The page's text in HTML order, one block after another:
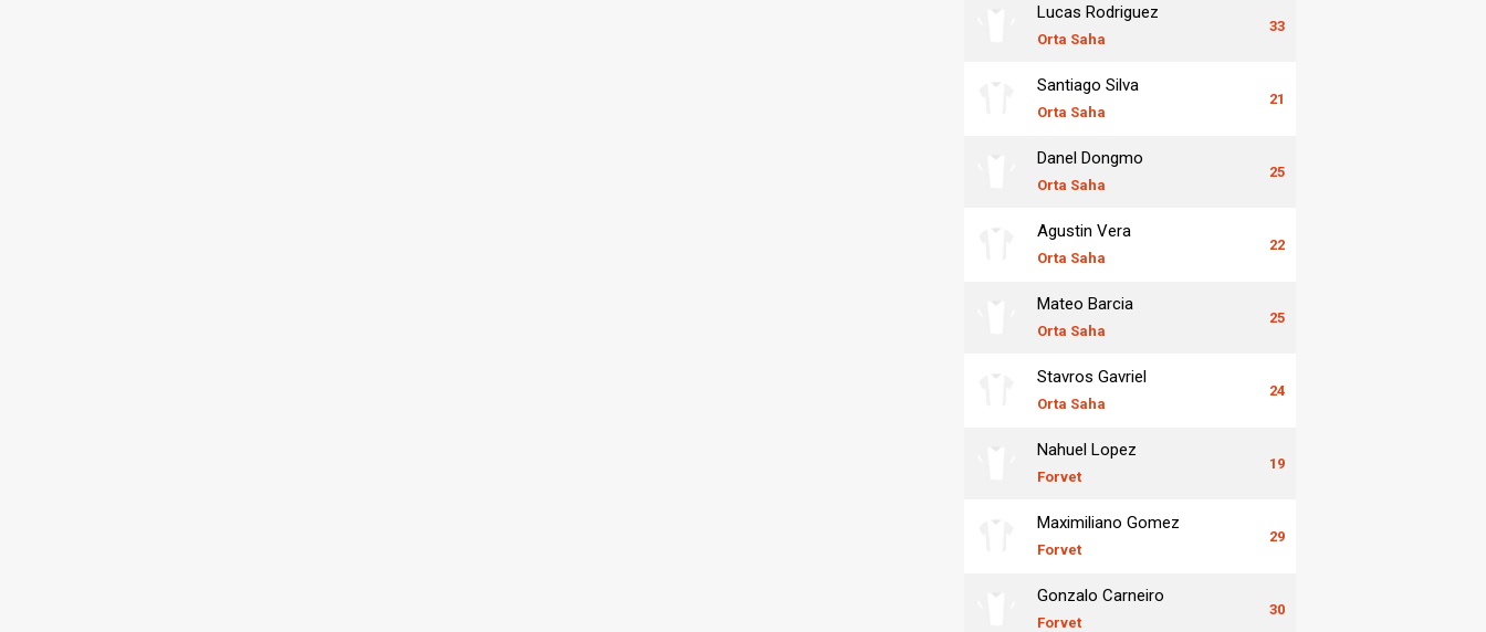
Lucas Rodriguez
Orta Saha
33
Santiago Silva
Orta Saha
21
Danel Dongmo
Orta Saha
25
Agustin Vera
Orta Saha
22
Mateo Barcia
Orta Saha
25
Stavros Gavriel
Orta Saha
24
Nahuel Lopez
Forvet
19
Maximiliano Gomez
Forvet
29
Gonzalo Carneiro
Forvet
30